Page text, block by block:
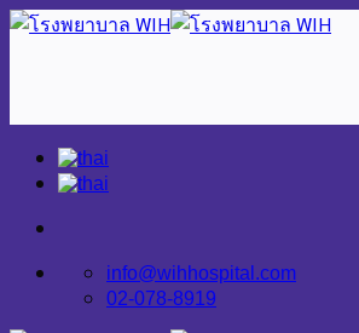
Skip
info@wihhospital.com
02-078-8919